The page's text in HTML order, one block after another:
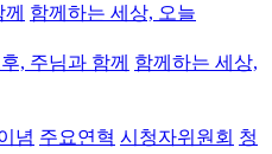
함께하는 세상, 오늘
, 주님과 함께 함께하는 세상,
념 주요연혁 시청자위원회 청